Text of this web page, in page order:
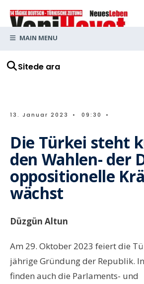
Sitede ara
MAIN MENU
13. Januar 2023 • 09:30 •
Die Türkei steht
den Wahlen- der
oppositionelle
wächst
Düzgün Altun
Am 29. Oktober 2023 feiert die
jährige Gründung der Republik.
finden auch die Parlaments- und